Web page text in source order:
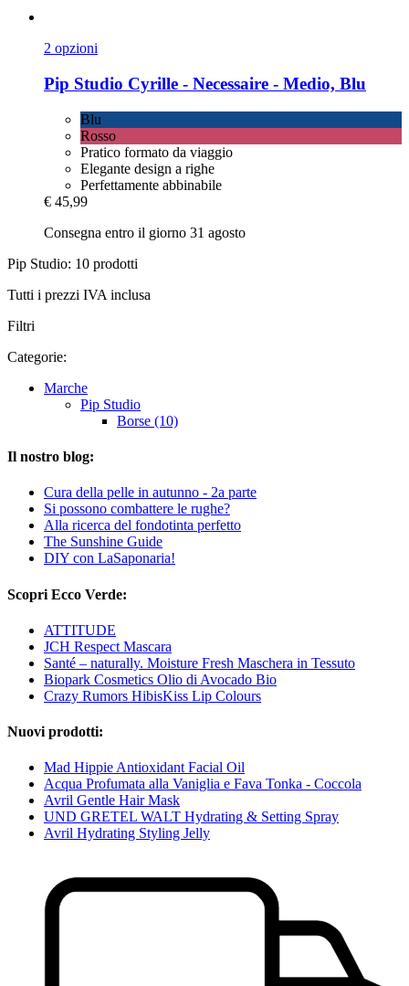
2 opzioni
Pip Studio Cyrille -​ Necessaire -​ Medio, Blu
Blu
Rosso
Pratico formato da viaggio
Elegante design a righe
Perfettamente abbinabile
€ 45,99
Consegna entro il giorno 31 agosto
Pip Studio: 10 prodotti
Tutti i prezzi IVA inclusa
Filtri
Categorie:
Marche
Pip Studio
Borse (10)
Il nostro blog:
Cura della pelle in autunno - 2a parte
Si possono combattere le rughe?
Alla ricerca del fondotinta perfetto
The Sunshine Guide
DIY con LaSaponaria!
Scopri Ecco Verde:
ATTITUDE
JCH Respect Mascara
Santé – naturally. Moisture Fresh Maschera in Tessuto
Biopark Cosmetics Olio di Avocado Bio
Crazy Rumors HibisKiss Lip Colours
Nuovi prodotti:
Mad Hippie Antioxidant Facial Oil
Acqua Profumata alla Vaniglia e Fava Tonka - Coccola
Avril Gentle Hair Mask
UND GRETEL WALT Hydrating & Setting Spray
Avril Hydrating Styling Jelly